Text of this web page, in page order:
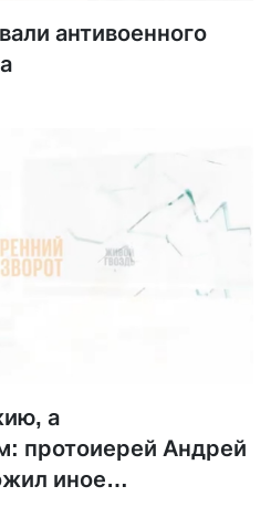
антивоенного
а
протоиерей Андрей
иное